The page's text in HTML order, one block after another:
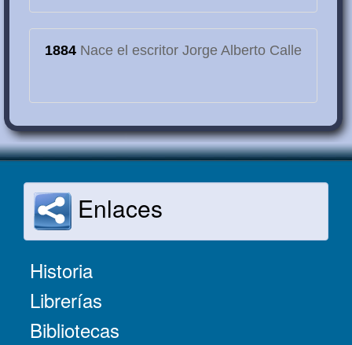
1884 Nace el escritor Jorge Alberto Calle
Enlaces
Historia
Librerías
Bibliotecas